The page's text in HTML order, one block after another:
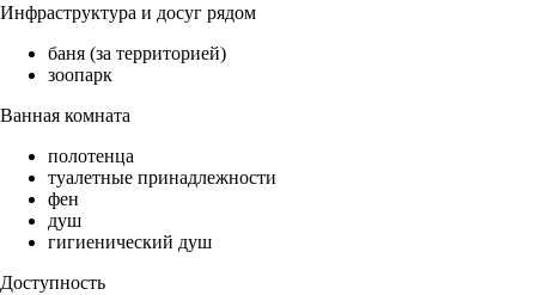
Инфраструктура и досуг рядом
баня (за территорией)
зоопарк
Ванная комната
полотенца
туалетные принадлежности
фен
душ
гигиенический душ
Доступность